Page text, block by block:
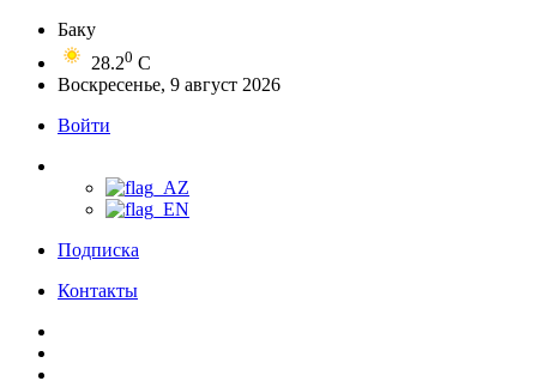
Баку
28.20 C
Воскресенье, 9 август 2026
Войти
Подписка
Контакты